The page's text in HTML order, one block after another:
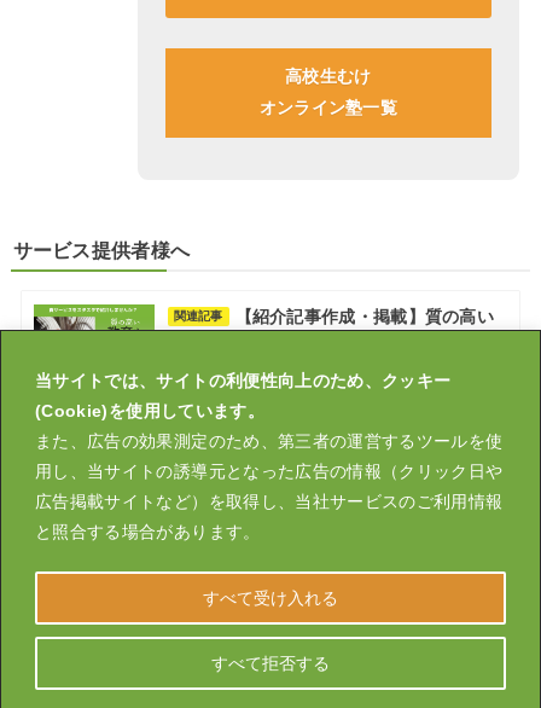
当サイトでは、サイトの利便性向上のため、クッキー
(Cookie)を使用しています。
また、広告の効果測定のため、第三者の運営するツールを使
用し、当サイトの誘導元となった広告の情報（クリック日や
広告掲載サイトなど）を取得し、当社サービスのご利用情報
と照合する場合があります。
すべて拒否する
すべて受け入れる
高校生むけ
オンライン塾一覧
サービス提供者様へ
関連記事
【紹介記事作成・掲載】質の高い
2022.06.15
運営会社 大学受験スタスタ塾
スタスタLIVE
英検オンライン塾ならスタスタLIVE英検®｜個別指導で合格まで
伴走
特定商取引法に基づく表示
掲載のお問い合わせ
© 2026 Studystudio, Inc. All Rights Reserved.